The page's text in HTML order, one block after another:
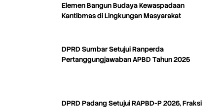
Elemen Bangun Budaya Kewaspadaan
Kantibmas di Lingkungan Masyarakat
DPRD Sumbar Setujui Ranperda
Pertanggungjawaban APBD Tahun 2025
DPRD Padang Setujui RAPBD-P 2026, Fraksi